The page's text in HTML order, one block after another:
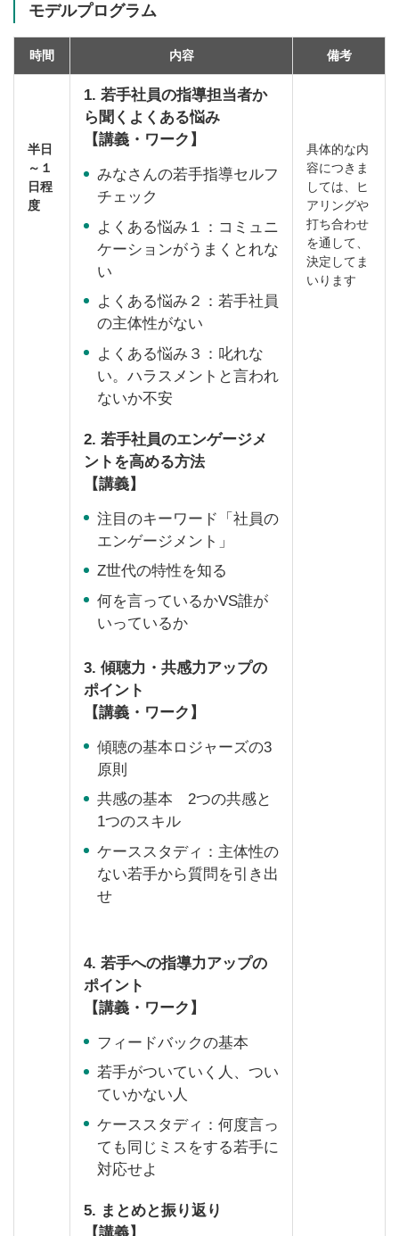
モデルプログラム
時間 内容 備考
半日
～１
日程
度
1. 若手社員の指導担当者か
ら聞くよくある悩み
【講義・ワーク】
みなさんの若手指導セルフ
チェック
よくある悩み１：コミュニ
ケーションがうまくとれな
い
よくある悩み２：若手社員
の主体性がない
よくある悩み３：叱れな
い。ハラスメントと言われ
ないか不安
2. 若手社員のエンゲージメ
ントを高める方法
【講義】
注目のキーワード「社員の
エンゲージメント」
Z世代の特性を知る
何を言っているかVS誰が
いっているか
3. 傾聴力・共感力アップの
ポイント
【講義・ワーク】
傾聴の基本ロジャーズの3
原則
共感の基本 2つの共感と
1つのスキル
ケーススタディ：主体性の
ない若手から質問を引き出
せ
4. 若手への指導力アップの
ポイント
【講義・ワーク】
フィードバックの基本
若手がついていく人、つい
ていかない人
ケーススタディ：何度言っ
ても同じミスをする若手に
対応せよ
5. まとめと振り返り
【講義】
具体的な内
容につきま
しては、ヒ
アリングや
打ち合わせ
を通して、
決定してま
いります